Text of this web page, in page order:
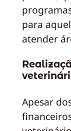
para
atender
Apesar